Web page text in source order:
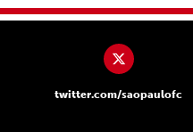
twitter.com/saopaulofc